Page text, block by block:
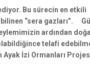
Bu sürecin en etkili
“sera gazları”.
ardından
telafi
Ayak İzi Ormanları